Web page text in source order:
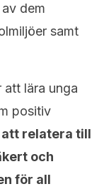
dem
samt
lära unga
positiv
relatera till
och
för all